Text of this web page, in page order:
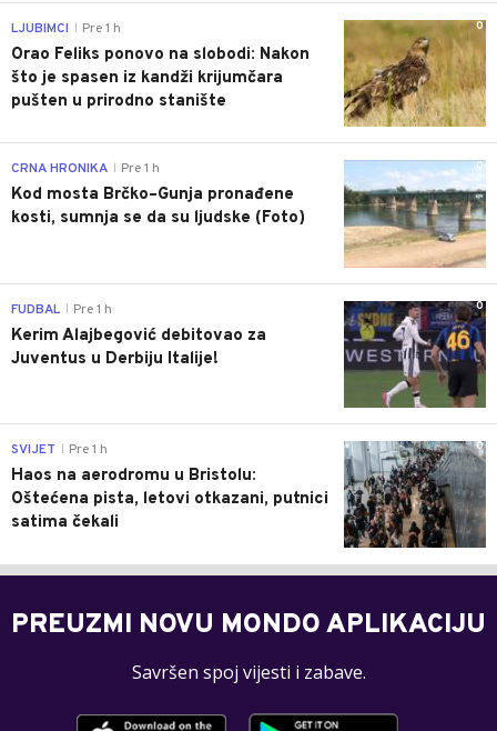
0
LJUBIMCI Pre 1 h
Orao Feliks ponovo na slobodi: Nakon
što je spasen iz kandži krijumčara
pušten u prirodno stanište
0
CRNA HRONIKA Pre 1 h
Kod mosta Brčko–Gunja pronađene
kosti, sumnja se da su ljudske (Foto)
0
FUDBAL Pre 1 h
Kerim Alajbegović debitovao za
Juventus u Derbiju Italije!
0
SVIJET Pre 1 h
Haos na aerodromu u Bristolu:
Oštećena pista, letovi otkazani, putnici
satima čekali
PREUZMI NOVU MONDO APLIKACIJU
Savršen spoj vijesti i zabave.